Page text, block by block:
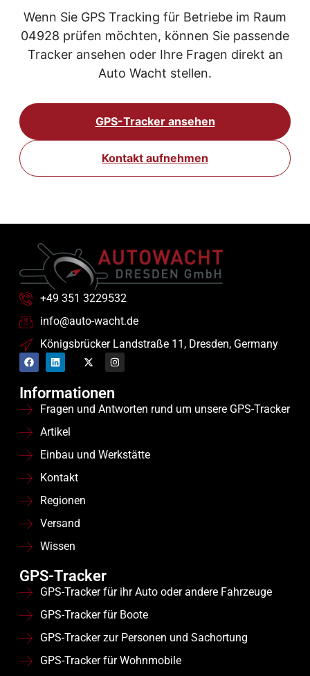
Wenn Sie GPS Tracking für Betriebe im Raum
04928 prüfen möchten, können Sie passende
Tracker ansehen oder Ihre Fragen direkt an
Auto Wacht stellen.
GPS-Tracker ansehen
Kontakt aufnehmen
+49 351 3229532
info@auto-wacht.de
Königsbrücker Landstraße 11, Dresden, Germany
Informationen
Fragen und Antworten rund um unsere GPS-Tracker
Artikel
Einbau und Werkstätte
Kontakt
Regionen
Versand
Wissen
GPS-Tracker
GPS-Tracker für ihr Auto oder andere Fahrzeuge
GPS-Tracker für Boote
GPS-Tracker zur Personen und Sachortung
GPS-Tracker für Wohnmobile